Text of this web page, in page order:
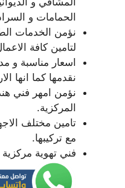
الحمامات و
لتامين كافة
اسعار مناسبة و
نقدمها كما انها
نؤمن امهر فني
المركزية.
تامين مختلف
مع تركيبها.
فني تهوية